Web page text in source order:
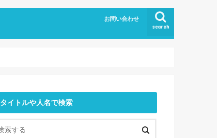
search
お問い合わせ
タイトルや人名で検索